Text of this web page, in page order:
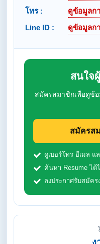
โทร :
ดูข้อมูลก
Line ID :
ดูข้อมูลก
สนใจ
สมัครสมาชิกเพื่อดูข้
สมัครส
ดูเบอร์โทร อีเมล แ
ค้นหา Resume ไ
ลงประกาศรับสมัคร
ง